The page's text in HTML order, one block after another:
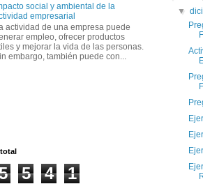
social y ambiental de la
empresarial
actividad de una empresa puede
empleo, ofrecer productos
y mejorar la vida de las personas.
embargo, también puede con...
5 4 1
▼